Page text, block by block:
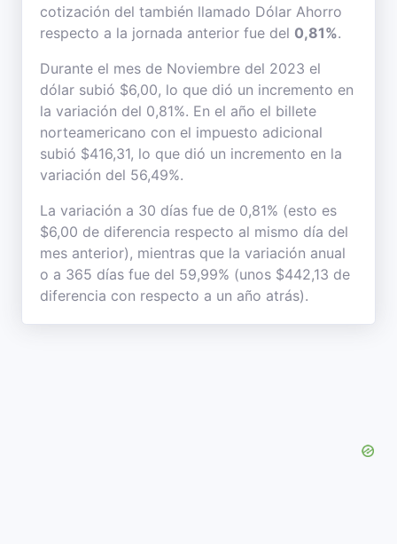
cotización del también llamado Dólar Ahorro
respecto a la jornada anterior fue del 0,81%.
Durante el mes de Noviembre del 2023 el
dólar subió $6,00, lo que dió un incremento en
la variación del 0,81%. En el año el billete
norteamericano con el impuesto adicional
subió $416,31, lo que dió un incremento en la
variación del 56,49%.
La variación a 30 días fue de 0,81% (esto es
$6,00 de diferencia respecto al mismo día del
mes anterior), mientras que la variación anual
o a 365 días fue del 59,99% (unos $442,13 de
diferencia con respecto a un año atrás).